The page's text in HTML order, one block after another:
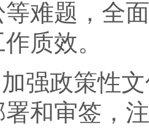
等难题，全
质效。
强政策性
署和审签，